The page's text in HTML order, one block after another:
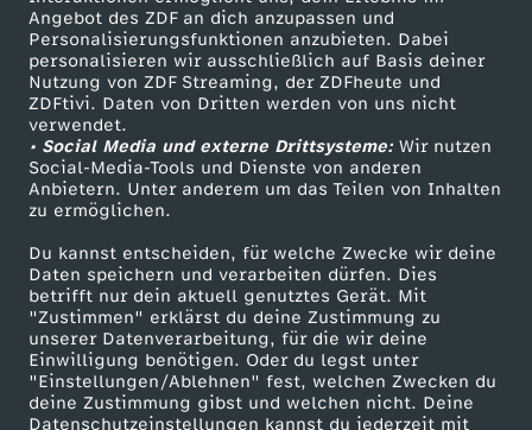
Angebot des ZDF an dich anzupassen und
Personalisierungsfunktionen anzubieten. Dabei
personalisieren wir ausschließlich auf Basis deiner
Nutzung von ZDF Streaming, der ZDFheute und
ZDFtivi. Daten von Dritten werden von uns nicht
verwendet.
• Social Media und externe Drittsysteme:Wir nutzen
Social-Media-Tools und Dienste von anderen
Anbietern. Unter anderem um das Teilen von Inhalten
zu ermöglichen.
Du kannst entscheiden, für welche Zwecke wir deine
Daten speichern und verarbeiten dürfen. Dies
betrifft nur dein aktuell genutztes Gerät. Mit
"Zustimmen" erklärst du deine Zustimmung zu
unserer Datenverarbeitung, für die wir deine
Einwilligung benötigen. Oder du legst unter
"Einstellungen/Ablehnen" fest, welchen Zwecken du
deine Zustimmung gibst und welchen nicht. Deine
Datenschutzeinstellungen kannst du jederzeit mit
i
e
F
o
l
g
e
TV-Programm
ZDF Unternehmen
Karriere
ZDF goes Schule
Werbefernsehen
Mainzelmännchen